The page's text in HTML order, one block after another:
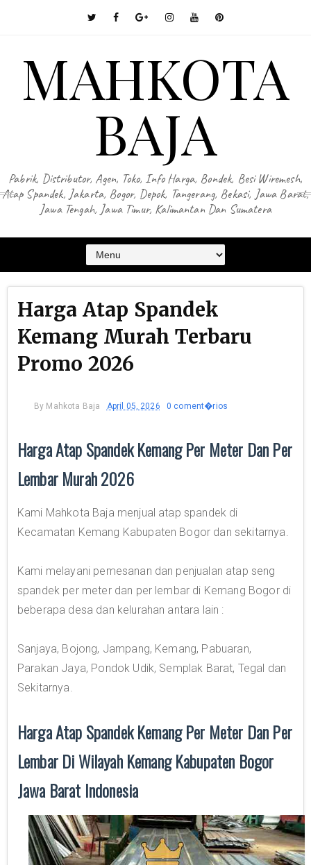
MAHKOTA
BAJA
Pabrik, Distributor, Agen, Toko, Info Harga, Bondek, Besi Wiremesh,
Atap Spandek, Jakarta, Bogor, Depok, Tangerang, Bekasi, Jawa Barat,
Jawa Tengah, Jawa Timur, Kalimantan Dan Sumatera
Harga Atap Spandek
Kemang Murah Terbaru
Promo 2026
By Mahkota Baja April 05, 2026 0 coment�rios
Harga Atap Spandek Kemang Per Meter Dan Per
Lembar Murah 2026
Kami Mahkota Baja menjual atap spandek di
Kecamatan Kemang Kabupaten Bogor dan sekitarnya.
Kami melayani pemesanan dan penjualan atap seng
spandek per meter dan per lembar di Kemang Bogor di
beberapa desa dan kelurahan antara lain :
Sanjaya, Bojong, Jampang, Kemang, Pabuaran,
Parakan Jaya, Pondok Udik, Semplak Barat, Tegal dan
Sekitarnya.
Harga Atap Spandek Kemang Per Meter Dan Per
Lembar Di Wilayah Kemang Kabupaten Bogor
Jawa Barat Indonesia